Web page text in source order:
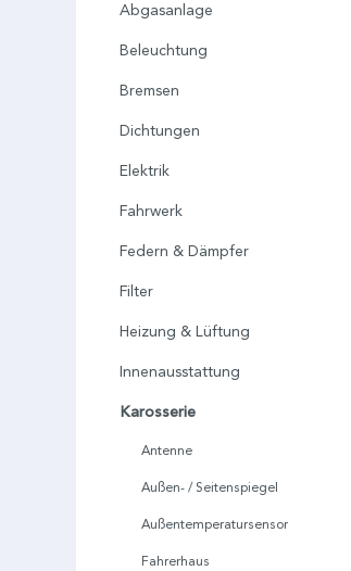
Abgasanlage
Beleuchtung
Bremsen
Dichtungen
Elektrik
Fahrwerk
Federn & Dämpfer
Filter
Heizung & Lüftung
Innenausstattung
Karosserie
Antenne
Außen- / Seitenspiegel
Außentemperatursensor
Fahrerhaus